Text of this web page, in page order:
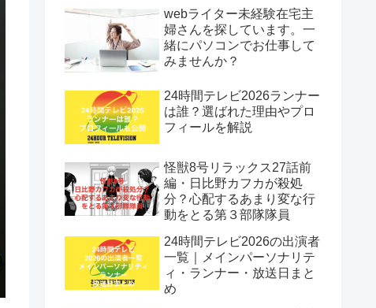
webライター未経験在宅主
婦さんを探しています。一
緒にパソコンでお仕事して
みませんか？
24時間テレビ2026ランナー
は誰？選ばれた理由やプロ
フィールを解説
怪獣8号リラックス27話前
編・日比野カフカが殺処
分？心配するあまり変な行
動をとる第３部隊隊員
24時間テレビ2026の出演者
一覧｜メインパーソナリテ
ィ・ランナー・放送日まと
め